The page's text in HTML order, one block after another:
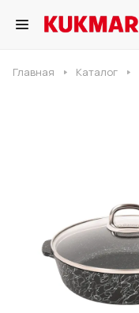
Главная Каталог